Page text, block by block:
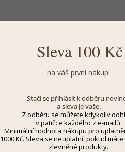
Sleva 100 Kč
na váš první nákup!
Stačí se přihlásit k odběru
a sleva je vaše.
Z odběru se můžete kdykoliv
v patičce každého z e-mailů.
Minimální hodnota nákupu pro
1000 Kč. Sleva se neuplatní, pokud
zlevněné produkty.